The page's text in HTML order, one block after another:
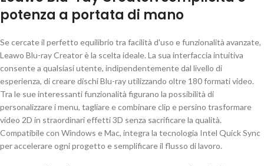
potenza a portata di mano
Se cercate il perfetto equilibrio tra facilità d'uso e funzionalità avanzate,
Leawo Blu-ray Creator è la scelta ideale. La sua interfaccia intuitiva
consente a qualsiasi utente, indipendentemente dal livello di
esperienza, di creare dischi Blu-ray utilizzando oltre 180 formati video.
Tra le sue interessanti funzionalità figurano la possibilità di
personalizzare i menu, tagliare e combinare clip e persino trasformare
video 2D in straordinari effetti 3D senza sacrificare la qualità.
Compatibile con Windows e Mac, integra la tecnologia Intel Quick Sync
per accelerare ogni progetto e semplificare il flusso di lavoro.